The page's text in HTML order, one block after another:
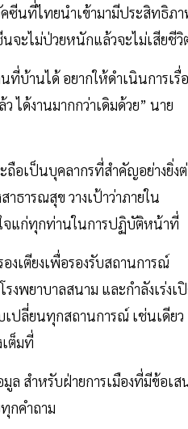
ซีนที่ไทยนำเข้ามามีประสิทธิภ
จะไม่ป่วยหนักแล้วจะไม่เสียชีวิ
ที่บ้านได้ อยากให้ดำเนินการเรื่
ได้งานมากกว่าเดิมด้วย” นาย
ถือเป็นบุคลากรที่สำคัญอย่างยิ่ง
ธารณสุข วางเป้าว่าภายใน
จแก่ทุกท่านในการปฏิบัติหน้าที่
งเตียงเพื่อรองรับสถานการณ์
งพยาบาลสนาม และกำลังเร่งเ
ปลี่ยนทุกสถานการณ์ เช่นเดียว
ต็มที่
ล สำหรับฝ่ายการเมืองที่มีข้อเส
กคำถาม